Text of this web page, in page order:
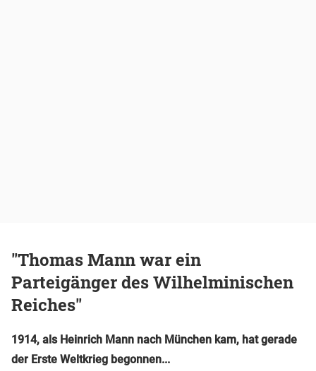
"Thomas Mann war ein
Parteigänger des Wilhelminischen
Reiches"
1914, als Heinrich Mann nach München kam, hat gerade
der Erste Weltkrieg begonnen...